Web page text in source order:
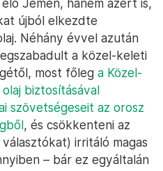
Amerika külpolitikai
Kelet Oroszország és
helyen áll, a
csökkenteni azon
figyelmet és
nagy könnyebbséget
nukleáris megállapodás
konfliktus